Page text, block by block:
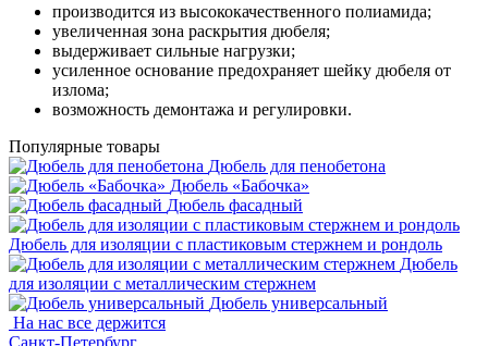
производится из высококачественного полиамида;
увеличенная зона раскрытия дюбеля;
выдерживает сильные нагрузки;
усиленное основание предохраняет шейку дюбеля от
излома;
возможность демонтажа и регулировки.
Популярные товары
Дюбель для пенобетона
Дюбель «Бабочка»
Дюбель фасадный
Дюбель для изоляции с пластиковым стержнем и рондоль
Дюбель
для изоляции с металлическим cтержнем
Дюбель универсальный
На нас все держится
Санкт-Петербург